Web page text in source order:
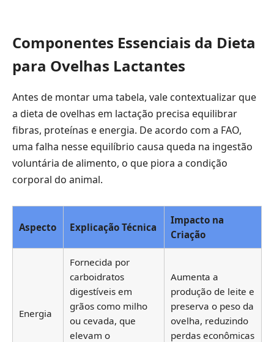
Componentes Essenciais da Dieta
para Ovelhas Lactantes
Antes de montar uma tabela, vale contextualizar que
a dieta de ovelhas em lactação precisa equilibrar
fibras, proteínas e energia. De acordo com a FAO,
uma falha nesse equilíbrio causa queda na ingestão
voluntária de alimento, o que piora a condição
corporal do animal.
Aspecto Explicação Técnica
Impacto na
Criação
Energia
Fornecida por
carboidratos
digestíveis em
grãos como milho
ou cevada, que
elevam o
Aumenta a
produção de leite e
preserva o peso da
ovelha, reduzindo
perdas econômicas